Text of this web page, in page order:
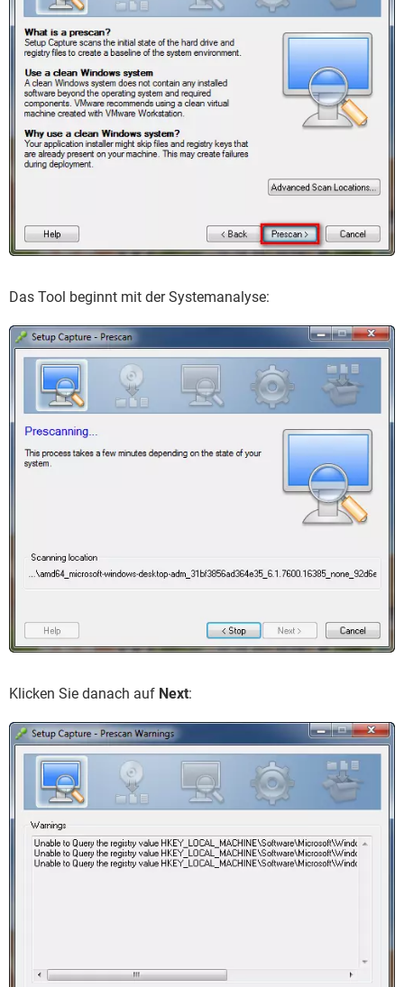
Das Tool beginnt mit der Systemanalyse:
Klicken Sie danach auf Next: